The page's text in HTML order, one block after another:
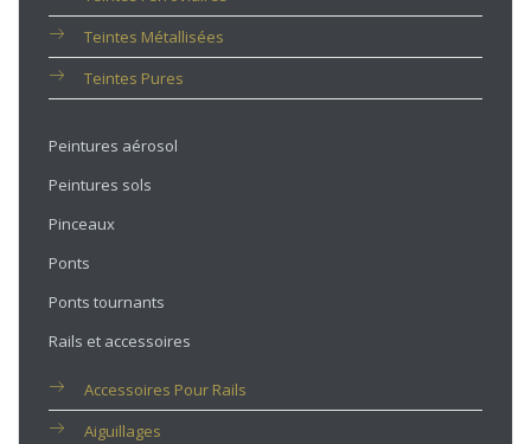
Teintes Métallisées
Teintes Pures
Peintures aérosol
Peintures sols
Pinceaux
Ponts
Ponts tournants
Rails et accessoires
Accessoires Pour Rails
Aiguillages